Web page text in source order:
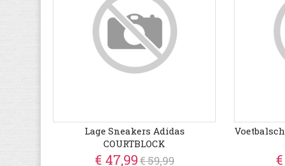
Lage Sneakers Adidas
COURTBLOCK
€ 47,99€ 59,99